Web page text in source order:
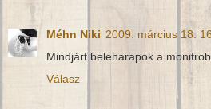
Méhn Niki 2009. március 18.
Mindjárt beleharapok a
Válasz